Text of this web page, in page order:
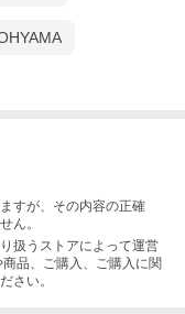
すが、その内容の正確
ん。
扱うストアによって運営
商品、ご購入 、ご購入に関
さい。